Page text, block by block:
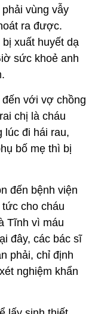
vùng vẫy
ra được.
xuất huyết dạ
sức khoẻ anh
với vợ chồng
chị là cháu
lúc đi hái rau,
bố mẹ thì bị
đến bệnh viện
cho cháu
Tĩnh vì máu
đây, các bác sĩ
phải, chỉ định
nghiệm khẩn